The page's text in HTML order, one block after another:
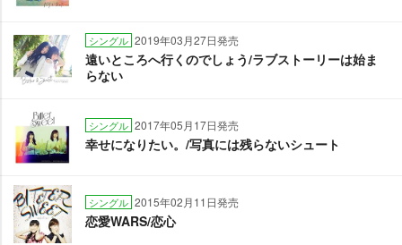
シングル 2019年03月27日発売
遠いところへ行くのでしょう/ラブストーリーは始ま
らない
シングル 2017年05月17日発売
幸せになりたい。/写真には残らないシュート
シングル 2015年02月11日発売
恋愛WARS/恋心